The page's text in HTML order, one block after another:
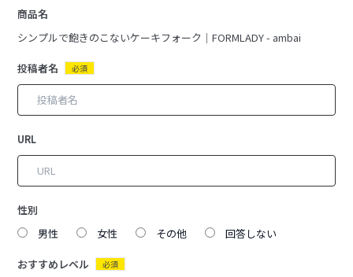
商品名
シンプルで飽きのこないケーキフォーク｜FORMLADY - ambai
投稿者名 必須
URL
性別
男性
女性 その他 回答しない
おすすめレベル 必須